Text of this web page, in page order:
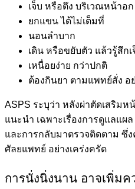
เจ็บ หรือตึง บริเวณหน้าอก
ยกแขน ได้ไม่เต็มที่
นอนลำบาก
เดิน หรือขยับตัว แล้วรู้สึกเ
เหนื่อยง่าย กว่าปกติ
ต้องกินยา ตามแพทย์สั่ง อ
ASPS ระบุว่า หลังผ่าตัดเสริม
แนะนำ เฉพาะเรื่องการดูแลแผ
และการกลับมาตรวจติดตาม ซึ่
ศัลยแพทย์ อย่างเคร่งครัด
การนั่งนิ่งนาน อาจเพิ่มค